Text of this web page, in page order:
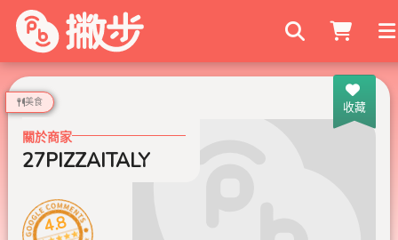
搜尋商家
收藏
美食
關於商家
27PIZZAITALY
4.8